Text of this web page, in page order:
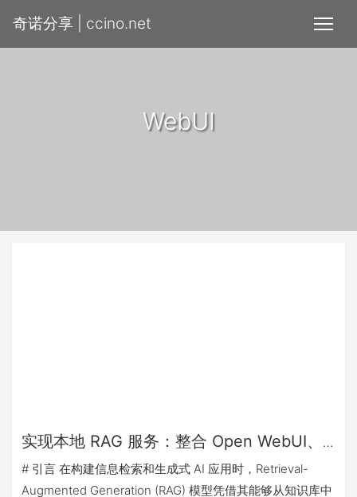
奇诺分享 | ccino.net
WebUI
实现本地 RAG 服务：整合 Open WebUI、
Ollama 和 Qwen2.5
# 引言 在构建信息检索和生成式 AI 应用时，Retrieval-
Augmented Generation (RAG) 模型凭借其能够从知识库中